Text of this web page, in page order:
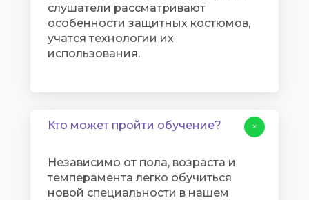
слушатели рассматривают
особенности защитных костюмов,
учатся технологии их
использования.
Кто может пройти обучение?
Независимо от пола, возраста и
темперамента легко обучиться
новой специальности в нашем
+